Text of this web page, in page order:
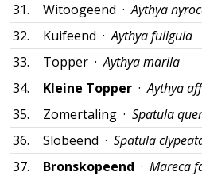
31.
Witoogeend ·Aythya
32.
Kuifeend ·Aythya fuligula
33.
Topper ·Aythya marila
34.
Kleine Topper ·Aythya
35.
Zomertaling · Spatula
36.
Slobeend · Spatula
37.
Bronskopeend · Mareca